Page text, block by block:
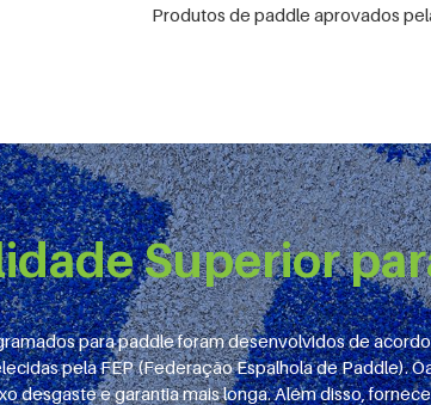
Produtos de paddle aprovados
Superior
para paddle foram desenvolvidos de
pela FEP (Federação Espalhola de Paddle).
desgaste e garantia mais longa. Além disso,